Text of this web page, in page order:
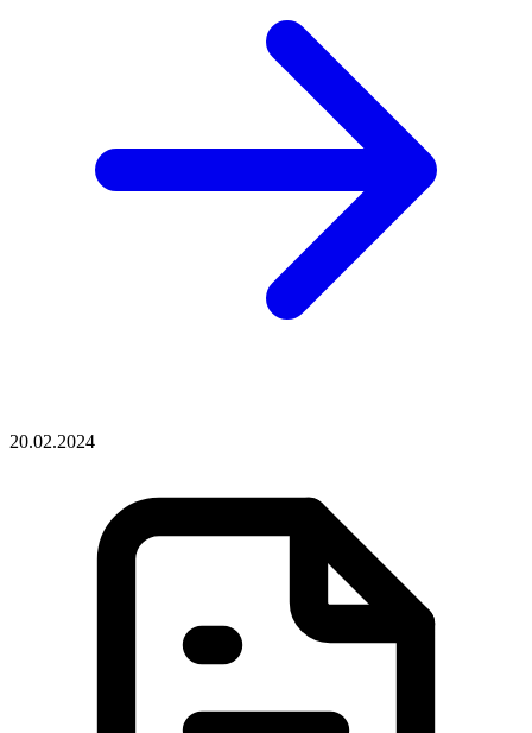
20.02.2024